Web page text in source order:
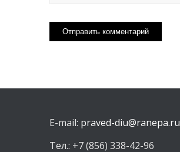
E-mail: praved-diu@ranepa.ru
Тел.: +7 (856) 338-42-96